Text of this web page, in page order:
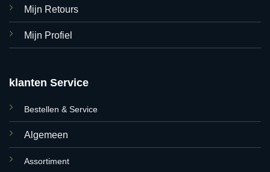
Mijn Retours
Mijn Profiel
klanten Service
Bestellen & Service
Algemeen
Assortiment